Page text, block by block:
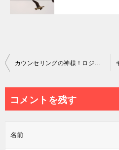
投
ビ
ー
カウンセリングの神様！ロジャーズの人格理論
コメントを残す
名前